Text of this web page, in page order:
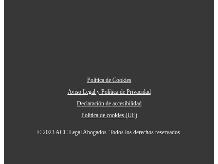
Política de Cookies
Aviso Legal y Política de Privacidad
Declaración de accesibilidad
Política de cookies (UE)
© 2023 ACC Legal Abogados. Todos los derechos reservados.